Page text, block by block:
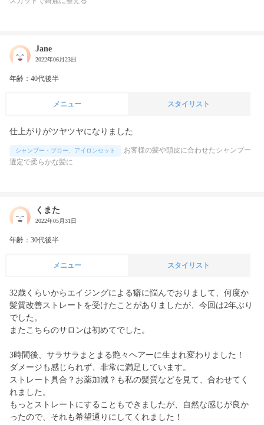
Jane
2022年06月23日
年齢：40代後半
メニュー スタイリスト
仕上がりがツヤツヤになりました
シャンプー・ブロー、アイロンセット
お客様の髪や頭皮に合わせたシャンプー
選定で柔らかな髪に
くまた
2022年05月31日
年齢：30代後半
メニュー スタイリスト
32歳くらいからエイジングによる癖に悩んでおりまして、何度か
髪質改善ストレートを受けたことがありましたが、今回は2年ぶり
でした。
またこちらのサロンは初めてでした。
3時間後、サラサラまとまる艶々ヘアーに生まれ変わりました！
ダメージも感じられず、非常に満足しています。
ストレート具合？お薬加減？も私の髪質などを見て、合わせてく
れました。
もっとストレートにすることもできましたが、自然な感じが良か
ったので、それも希望通りにしてくれました！